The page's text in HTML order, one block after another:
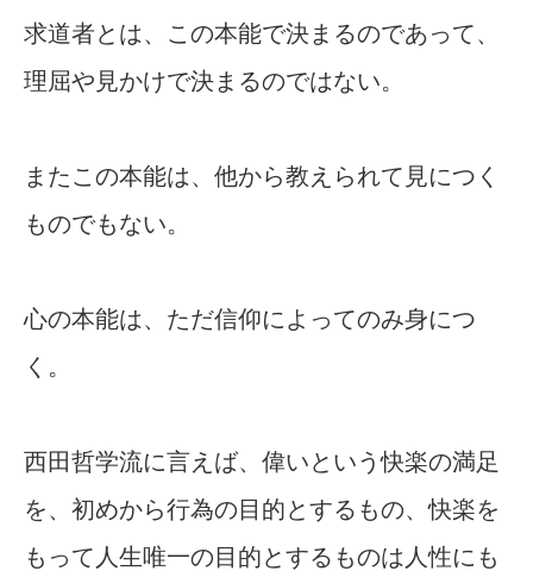
求道者とは、この本能で決まるのであって、
理屈や見かけで決まるのではない。
またこの本能は、他から教えられて見につく
ものでもない。
心の本能は、ただ信仰によってのみ身につ
く。
西田哲学流に言えば、偉いという快楽の満足
を、初めから行為の目的とするもの、快楽を
もって人生唯一の目的とするものは人性にも